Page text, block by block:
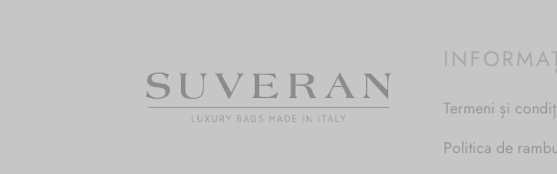
Termeni și
Politica de